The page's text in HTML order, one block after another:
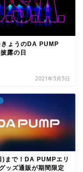
ょうのDA PUMP
露の日
2021年5月5日
まで！DA PUMPエリ
ッズ通販が期間限定